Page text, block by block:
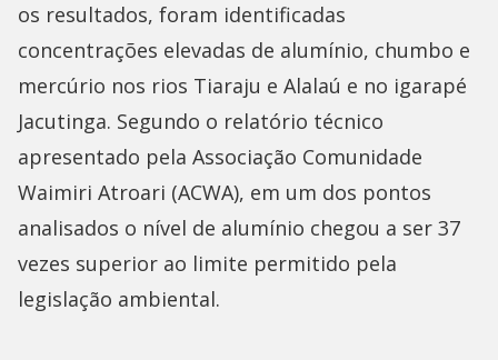
os resultados, foram identificadas
concentrações elevadas de alumínio, chumbo e
mercúrio nos rios Tiaraju e Alalaú e no igarapé
Jacutinga. Segundo o relatório técnico
apresentado pela Associação Comunidade
Waimiri Atroari (ACWA), em um dos pontos
analisados o nível de alumínio chegou a ser 37
vezes superior ao limite permitido pela
legislação ambiental.